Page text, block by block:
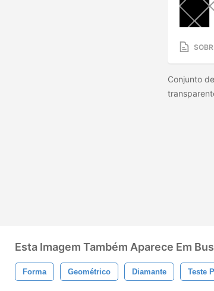
Conjunto
Esta Imagem Também Aparece Em
Forma Geométrico Diamante Teste